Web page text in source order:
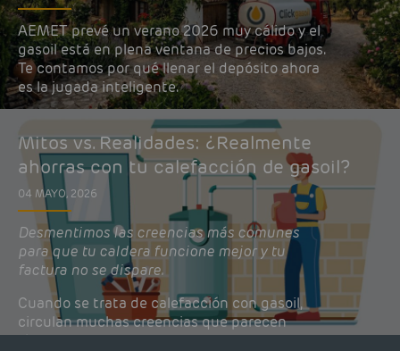
AEMET prevé un verano 2026 muy cálido y el
gasoil está en plena ventana de precios bajos.
Te contamos por qué llenar el depósito ahora
es la jugada inteligente.
Mitos vs. Realidades: ¿Realmente
ahorras con tu calefacción de gasoil?
04 MAYO, 2026
Desmentimos las creencias más comunes
para que tu caldera funcione mejor y tu
factura no se dispare.
Cuando se trata de calefacción con gasoil,
circulan muchas creencias que parecen
lógicas pero que, en realidad, pueden estar